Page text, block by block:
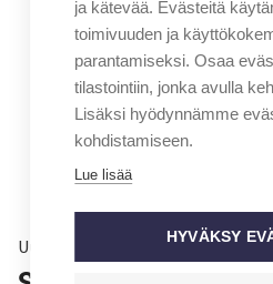
Uutinen
ja kätevää. Evästeitä
toimivuuden ja
parantamiseksi. Osaa
tilastointiin, jonka avulla
Lisäksi hyödynnämme
kohdistamiseen.
Lue lisää
HYVÄKSY